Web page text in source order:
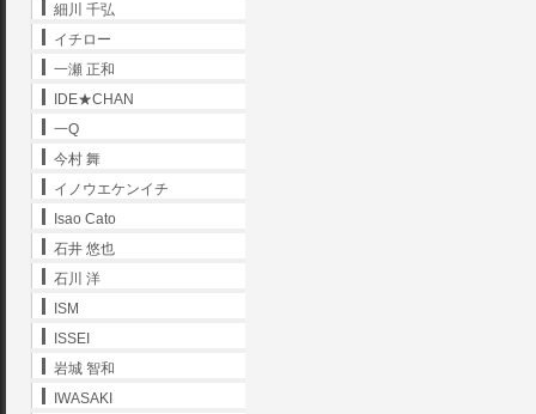
細川 千弘
イチロー
一瀬 正和
IDE★CHAN
一Q
今村 舞
イノウエケンイチ
Isao Cato
石井 悠也
石川 洋
ISM
ISSEI
岩城 智和
IWASAKI